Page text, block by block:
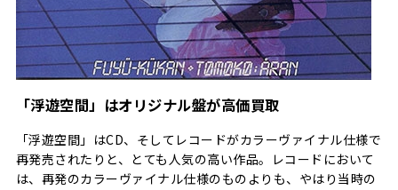
「浮遊空間」はオリジナル盤が高価買取
「浮遊空間」はCD、そしてレコードがカラーヴァイナル仕様で
再発売されたりと、とても人気の高い作品。レコードにおいて
は、再発のカラーヴァイナル仕様のものよりも、やはり当時の